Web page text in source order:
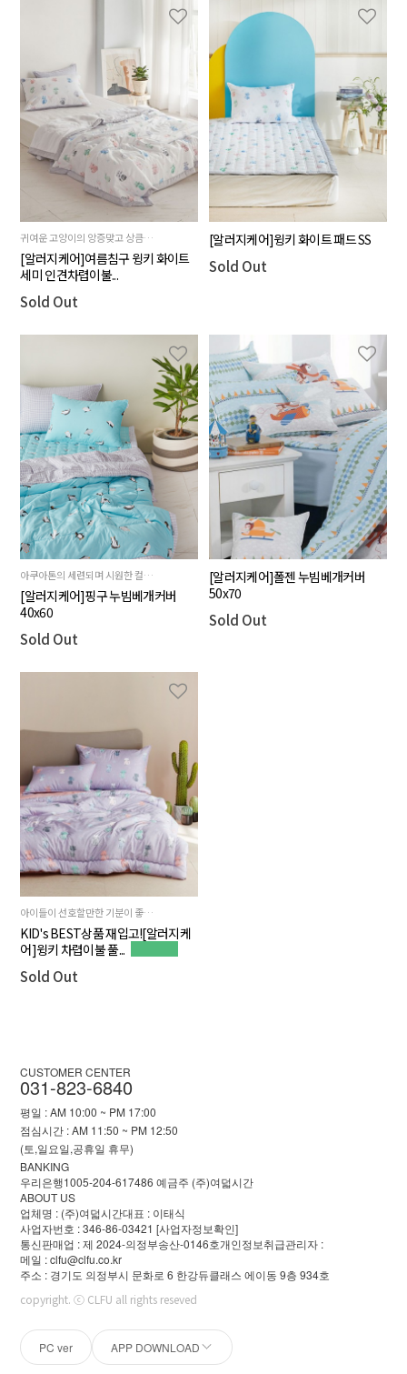
귀여운 고양이의 앙증맞고 상큼한 제품
[알러지케어]여름침구 윙키 화이트
세미 인견차렵이불...
Sold Out
[알러지케어]윙키 화이트 패드 SS
Sold Out
아쿠아톤의 세련되며 시원한 컬러와 함께 포인트가 되는 블랙의 펭귄을 소재로한 제품입니다.
[알러지케어]핑구 누빔베개커버
40x60
Sold Out
[알러지케어]폴젠 누빔베개커버
50x70
Sold Out
아이들이 선호할만한 기분이 좋아지는 소프트한 컬러감
KID's BEST상품 재입고![알러지케
어]윙키 차렵이불 풀...
Sold Out
CUSTOMER CENTER
031-823-6840
평일 : AM 10:00 ~ PM 17:00
점심시간 : AM 11:50 ~ PM 12:50
(토,일요일,공휴일 휴무)
BANKING
우리은행1005-204-617486 예금주 (주)여덟시간
ABOUT US
업체명 : (주)여덟시간대표 : 이태식
사업자번호 : 346-86-03421[사업자정보확인]
통신판매업 : 제 2024-의정부송산-0146호개인정보취급관리자 :
메일 : clfu@clfu.co.kr
주소 : 경기도 의정부시 문화로 6 한강듀클래스 에이동 9층 934호
copyright. ⓒ CLFU all rights reseved
PC ver APP DOWNLOAD